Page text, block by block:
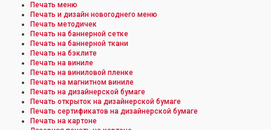
Печать меню
Печать и дизайн новогоднего меню
Печать методичек
Печать на баннерной сетке
Печать на баннерной ткани
Печать на бэклите
Печать на виниле
Печать на виниловой пленке
Печать на магнитном виниле
Печать на дизайнерской бумаге
Печать открыток на дизайнерской бумаге
Печать сертификатов на дизайнерской бумаге
Печать на картоне